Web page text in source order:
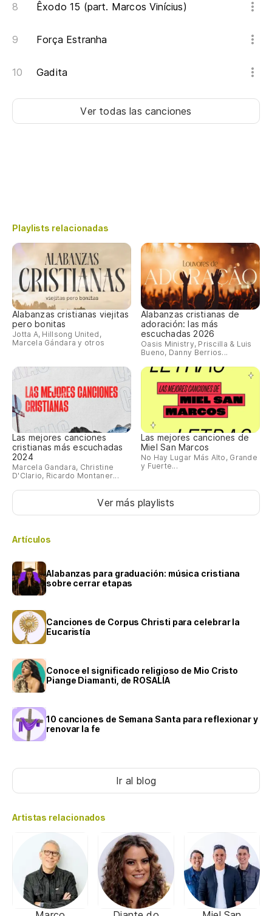
Êxodo 15 (part. Marcos Vinícius)
Força Estranha
Gadita
Ver todas las canciones
Playlists relacionadas
Alabanzas cristianas viejitas
pero bonitas
Jotta A, Hillsong United,
Marcela Gándara y otros
Alabanzas cristianas de
adoración: las más
escuchadas 2026
Oasis Ministry, Priscilla & Luis
Bueno, Danny Berrios...
Las mejores canciones
cristianas más escuchadas
2024
Marcela Gandara, Christine
D'Clario, Ricardo Montaner...
Las mejores canciones de
Miel San Marcos
No Hay Lugar Más Alto, Grande
y Fuerte...
Ver más playlists
Artículos
Alabanzas para graduación: música cristiana
sobre cerrar etapas
Canciones de Corpus Christi para celebrar la
Eucaristía
Conoce el significado religioso de Mio Cristo
Piange Diamanti, de ROSALÍA
10 canciones de Semana Santa para reflexionar y
renovar la fe
Ir al blog
Artistas relacionados